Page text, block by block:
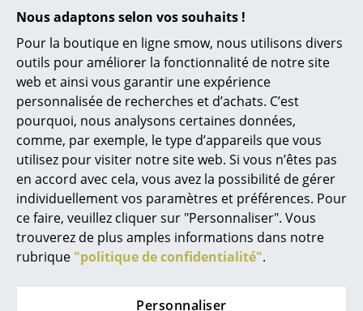
Nous adaptons selon vos souhaits !
Pour la boutique en ligne smow, nous utilisons divers
outils pour améliorer la fonctionnalité de notre site
web et ainsi vous garantir une expérience
personnalisée de recherches et d’achats. C’est
pourquoi, nous analysons certaines données,
comme, par exemple, le type d’appareils que vous
utilisez pour visiter notre site web. Si vous n’êtes pas
en accord avec cela, vous avez la possibilité de gérer
individuellement vos paramètres et préférences. Pour
ce faire, veuillez cliquer sur "Personnaliser". Vous
trouverez de plus amples informations dans notre
rubrique "politique de confidentialité".
Personnaliser
Lits
Lits doubles
Lits simples
Lits empilables
Lits enfants
Tables de chevet et Accessoires de lit
... voir tous les lits
Accessoires
Plus d’inspiration?
Voici un lien vidéo YouTube, dont le
contenu est intéressant et pertinent à
votre recherche. Cependant, vous avez
choisi, pour la navigation sur nos pages,
de ne pas autoriser l’utilisation de
YouTube. Si vous souhaitez regarder la
vidéo, veuillez cliquer ici pour modifier vos
paramètres.
Vous aimerez aussi